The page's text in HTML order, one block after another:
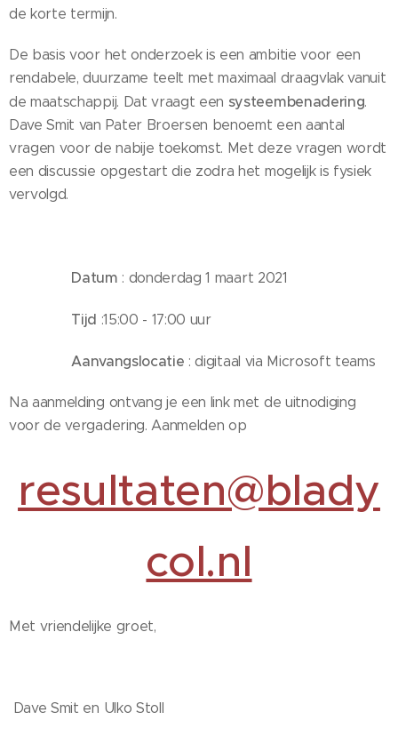
de korte termijn.
De basis voor het onderzoek is een ambitie voor een
rendabele, duurzame teelt met maximaal draagvlak vanuit
de maatschappij. Dat vraagt een systeembenadering.
Dave Smit van Pater Broersen benoemt een aantal
vragen voor de nabije toekomst. Met deze vragen wordt
een discussie opgestart die zodra het mogelijk is fysiek
vervolgd.
Datum : donderdag 1 maart 2021
Tijd :15:00 - 17:00 uur
Aanvangslocatie : digitaal via Microsoft teams
Na aanmelding ontvang je een link met de uitnodiging
voor de vergadering. Aanmelden op
resultaten@blady
col.nl
Met vriendelijke groet,
Dave Smit en Ulko Stoll